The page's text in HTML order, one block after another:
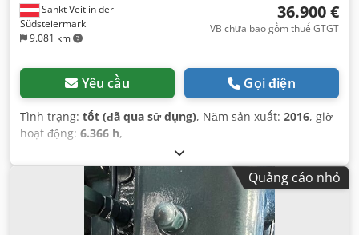
Sankt Veit in der
Südsteiermark
9.081 km
36.900 €
VB chưa bao gồm thuế GTGT
Yêu cầu Gọi điện
Tình trạng: tốt (đã qua sử dụng), Năm sản xuất: 2016, giờ
hoạt động: 6.366 h,
Quảng cáo nhỏ